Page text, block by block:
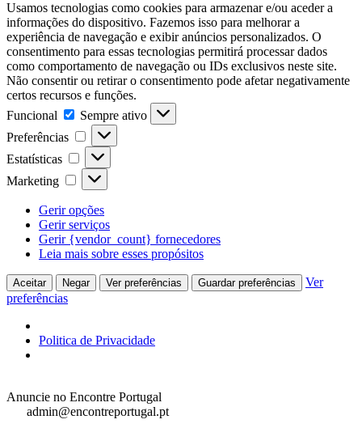
Usamos tecnologias como cookies para armazenar e/ou aceder a
informações do dispositivo. Fazemos isso para melhorar a
experiência de navegação e exibir anúncios personalizados. O
consentimento para essas tecnologias permitirá processar dados
como comportamento de navegação ou IDs exclusivos neste site.
Não consentir ou retirar o consentimento pode afetar negativamente
certos recursos e funções.
Funcional
Sempre ativo
Preferências
Estatísticas
Marketing
Gerir opções
Gerir serviços
Gerir {vendor_count} fornecedores
Leia mais sobre esses propósitos
Aceitar Negar Ver preferências Guardar preferências
Ver
preferências
Politica de Privacidade
Anuncie no Encontre Portugal
admin@encontreportugal.pt